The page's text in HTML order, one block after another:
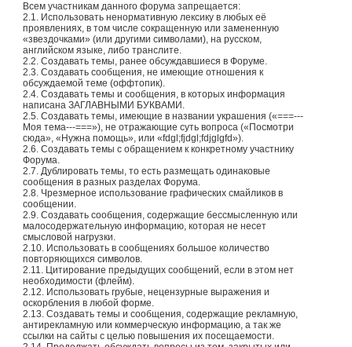
Всем участникам данного форума запрещается:
2.1. Использовать ненормативную лексику в любых её
проявлениях, в том числе сокращенную или замененную
«звездочками» (или другими символами), на русском,
английском языке, либо транслите.
2.2. Создавать темы, ранее обсуждавшиеся в Форуме.
2.3. Создавать сообщения, не имеющие отношения к
обсуждаемой теме (оффтопик).
2.4. Создавать темы и сообщения, в которых информация
написана ЗАГЛАВНЫМИ БУКВАМИ.
2.5. Создавать темы, имеющие в названии украшения («===---
Моя тема---===»), не отражающие суть вопроса («Посмотри
сюда», «Нужна помощь», или «fdgl;fjdgl;fdjglgfd»).
2.6. Создавать темы с обращением к конкретному участнику
Форума.
2.7. Дублировать темы, то есть размещать одинаковые
сообщения в разных разделах Форума.
2.8. Чрезмерное использование графических смайликов в
сообщении.
2.9. Создавать сообщения, содержащие бессмысленную или
малосодержательную информацию, которая не несет
смысловой нагрузки.
2.10. Использовать в сообщениях большое количество
повторяющихся символов.
2.11. Цитирование предыдущих сообщений, если в этом нет
необходимости (флейм).
2.12. Использовать грубые, нецензурные выражения и
оскорбления в любой форме.
2.13. Создавать темы и сообщения, содержащие рекламную,
антирекламную или коммерческую информацию, а так же
ссылки на сайты с целью повышения их посещаемости.